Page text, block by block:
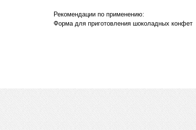
Рекомендации по применению:
Форма для приготовления шоколадных конфет